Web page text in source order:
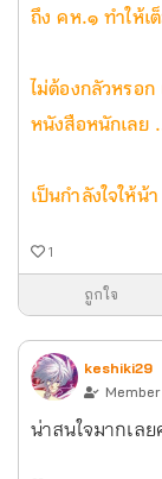
ถึง คห.๑ ทำให้เ
ไม่ต้องกลัวหรอก
หนังสือหนักเลย
เป็นกำลังใจให้น้
1
ถูกใจ
keshiki29
Member
น่าสนใจมากเลย